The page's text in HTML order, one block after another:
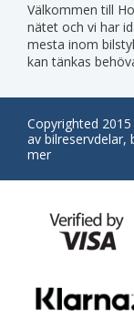
Välkommen till
nätet och vi har
mesta inom
kan tänkas
Copyrighted
av bilreservdelar,
mer